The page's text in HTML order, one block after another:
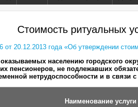
Стоимость ритуальных
20.12.2013 года «Об утверждении
населению городского
пенсионеров, не подлежавших
нетрудоспособности и в связи
Наименование услуги